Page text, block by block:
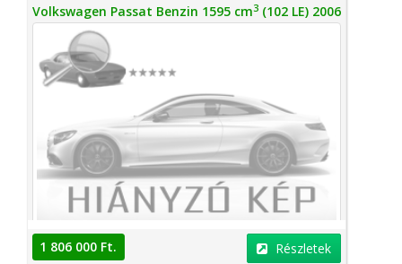
Volkswagen Passat Benzin 1595 cm3 (102 LE) 2006
1 806 000 Ft. Részletek